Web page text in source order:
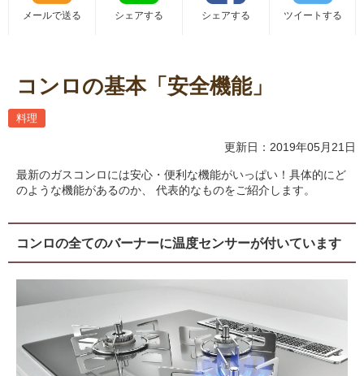
メールで送る シェアする シェアする ツイートする
コンロの基本「安全機能」
料理
更新日：2019年05月21日
最新のガスコンロには安心・便利な機能がいっぱい！具体的にど
のような機能があるのか、 代表的なものをご紹介します。
コンロの全てのバーナーに温度センサーが付いています